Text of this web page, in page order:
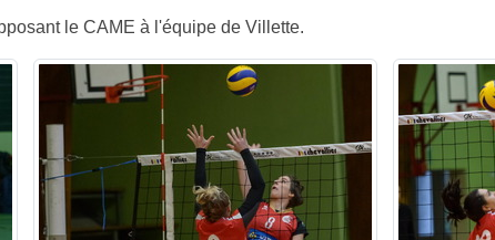
le CAME à l'équipe de Villette.